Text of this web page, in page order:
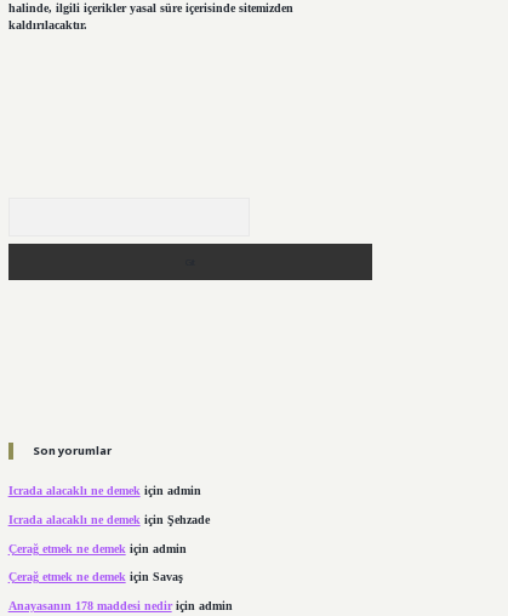
halinde, ilgili içerikler yasal süre içerisinde sitemizden
kaldırılacaktır.
Son yorumlar
Icrada alacaklı ne demekiçin admin
Icrada alacaklı ne demek için Şehzade
Çerağ etmek ne demek için admin
Çerağ etmek ne demek için Savaş
Anayasanın 178 maddesi nediriçin admin